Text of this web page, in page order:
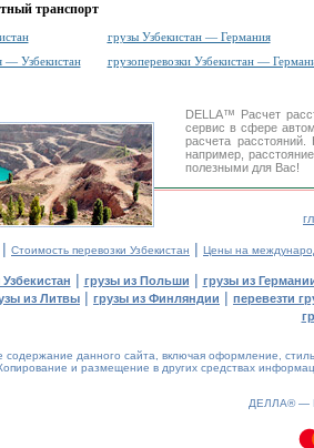
транспорт
грузы Узбекистан — Германия
— Узбекистан
грузоперевозки Узбекистан —
DELLA™ Расчет
сервис в сфере
расчета
например,
полезными для Вас!
| Стоимость перевозки Узбекистан | Цены на
| грузы из Польши | грузы из
из Литвы | грузы из Финляндии | перевезти
данного сайта, включая оформление,
и размещение в других средствах
ДЕЛЛА® —